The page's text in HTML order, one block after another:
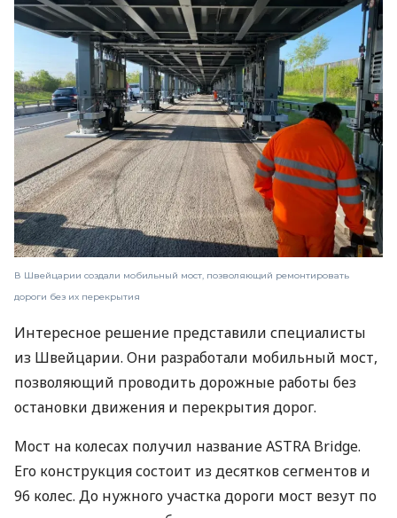
В Швейцарии создали мобильный мост, позволяющий ремонтировать
дороги без их перекрытия
Интересное решение представили специалисты
из Швейцарии. Они разработали мобильный мост,
позволяющий проводить дорожные работы без
остановки движения и перекрытия дорог.
Мост на колесах получил название ASTRA Bridge.
Его конструкция состоит из десятков сегментов и
96 колес. До нужного участка дороги мост везут по